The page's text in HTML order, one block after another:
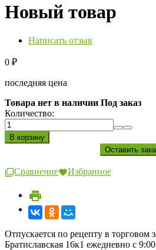
Новый товар
Написать отзыв
0 ₽
последняя цена
Товара нет в наличии Под заказ
Количество:
Сравнение Избранное
Отпускается по рецепту в торговом
Братиславская 16к1 ежедневно с